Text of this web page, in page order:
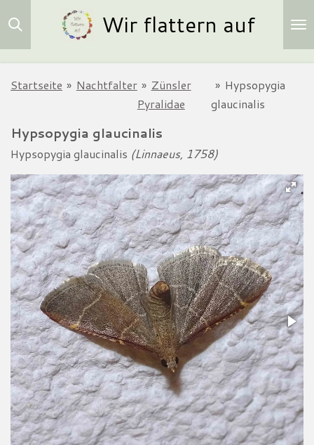
Zum
Hauptinhalt
Wir flattern auf
Startseite » Nachtfalter » Zünsler
Pyralidae
» Hypsopygia
glaucinalis
Hypsopygia glaucinalis
Hypsopygia glaucinalis (Linnaeus, 1758)